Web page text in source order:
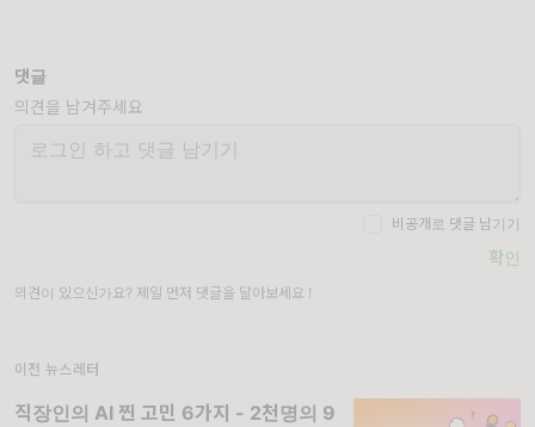
댓글
의견을 남겨주세요
비공개로 댓글 남기기
확인
의견이 있으신가요? 제일 먼저 댓글을 달아보세요 !
이전 뉴스레터
직장인의 AI 찐 고민 6가지 - 2천명의 9